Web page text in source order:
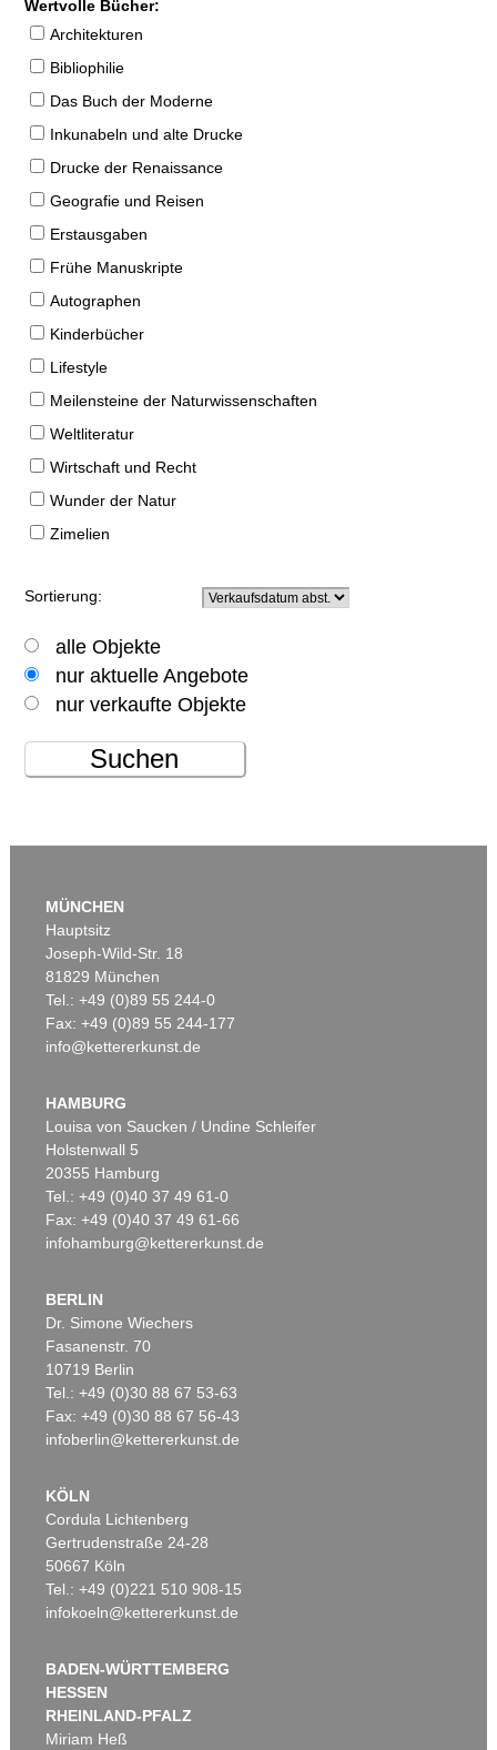
Wertvolle Bücher:
Architekturen
Bibliophilie
Das Buch der Moderne
Inkunabeln und alte Drucke
Drucke der Renaissance
Geografie und Reisen
Erstausgaben
Frühe Manuskripte
Autographen
Kinderbücher
Lifestyle
Meilensteine der Naturwissenschaften
Weltliteratur
Wirtschaft und Recht
Wunder der Natur
Zimelien
Sortierung:
alle Objekte
nur aktuelle Angebote
nur verkaufte Objekte
Suchen
MÜNCHEN
Hauptsitz
Joseph-Wild-Str. 18
81829 München
Tel.: +49 (0)89 55 244-0
Fax: +49 (0)89 55 244-177
info@kettererkunst.de
HAMBURG
Louisa von Saucken / Undine Schleifer
Holstenwall 5
20355 Hamburg
Tel.: +49 (0)40 37 49 61-0
Fax: +49 (0)40 37 49 61-66
infohamburg@kettererkunst.de
BERLIN
Dr. Simone Wiechers
Fasanenstr. 70
10719 Berlin
Tel.: +49 (0)30 88 67 53-63
Fax: +49 (0)30 88 67 56-43
infoberlin@kettererkunst.de
KÖLN
Cordula Lichtenberg
Gertrudenstraße 24-28
50667 Köln
Tel.: +49 (0)221 510 908-15
infokoeln@kettererkunst.de
BADEN-WÜRTTEMBERG
HESSEN
RHEINLAND-PFALZ
Miriam Heß